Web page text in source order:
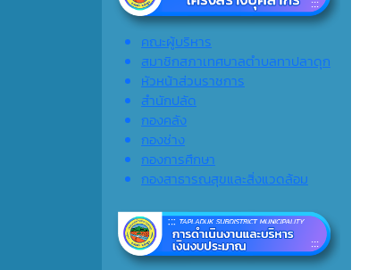
คณะผู้บริหาร
สมาชิกสภาเทศบาลตำบลทาปลาดุก
หัวหน้าส่วนราชการ
สำนักปลัด
กองคลัง
กองช่าง
กองการศึกษา
กองสาธารณสุขและสิ่งแวดล้อม